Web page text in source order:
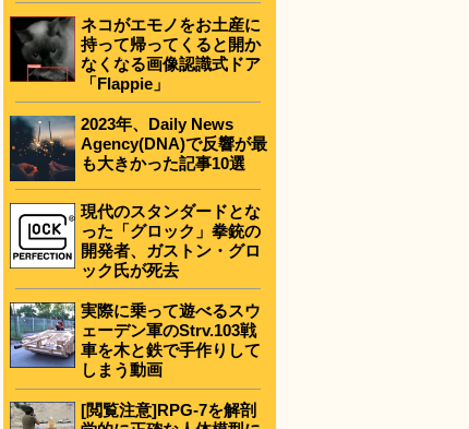
ネコがエモノをお土産に
持って帰ってくると開か
なくなる画像認識式ドア
「Flappie」
2023年、Daily News
Agency(DNA)で反響が最
も大きかった記事10選
現代のスタンダードとな
った「グロック」拳銃の
開発者、ガストン・グロ
ック氏が死去
実際に乗って遊べるスウ
ェーデン軍のStrv.103戦
車を木と鉄で手作りして
しまう動画
[閲覧注意]RPG-7を解剖